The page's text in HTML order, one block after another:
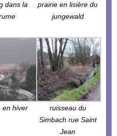
dans la
prairie en lisière du
jungewald
en hiver
ruisseau du
Simbach rue Saint
Jean